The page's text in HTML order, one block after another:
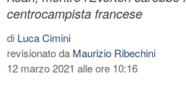
centrocampista francese
di Luca Cimini
revisionato da Maurizio Ribechini
12 marzo 2021 alle ore 10:16